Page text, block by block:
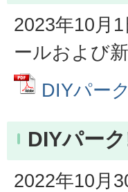
2023年10月
ールおよび
DIYパー
DIYパー
2022年10月